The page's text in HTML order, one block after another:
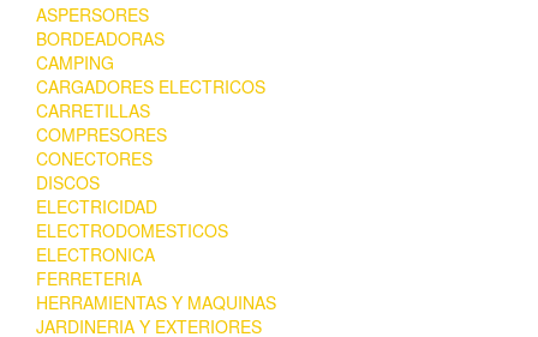
ASPERSORES
BORDEADORAS
CAMPING
CARGADORES ELECTRICOS
CARRETILLAS
COMPRESORES
CONECTORES
DISCOS
ELECTRICIDAD
ELECTRODOMESTICOS
ELECTRONICA
FERRETERIA
HERRAMIENTAS Y MAQUINAS
JARDINERIA Y EXTERIORES